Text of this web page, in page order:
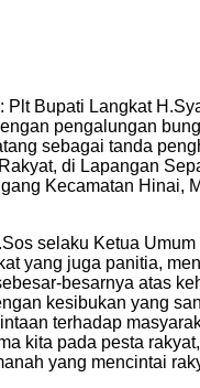
Plt Bupati Langkat
pengalungan
sebagai tanda
di Lapangan
Kecamatan Hinai,
selaku Ketua
yang juga panitia,
besarnya atas
kesibukan yang
terhadap
kita pada pesta
yang mencintai